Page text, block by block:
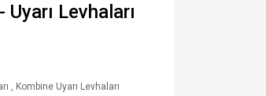
Levhaları
, Kombine Uyarı Levhaları